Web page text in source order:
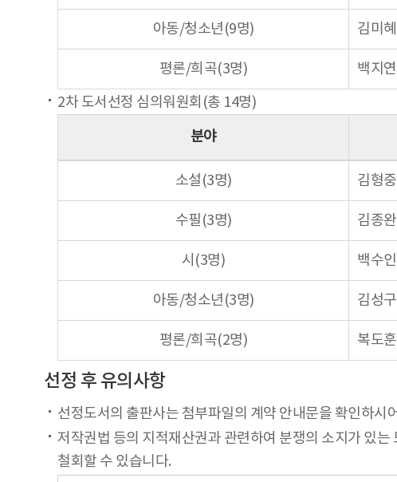
아동/청소년(9명) 김미
평론/희곡(3명)
백지
2차 도서선정 심의워원회(총 14명)
분야
소설(3명) 김형
수필(3명) 김종
시(3명) 백수
아동/청소년(3명) 김성
평론/희곡(2명) 복도
선정 후 유의사항
선정도서의 출판사는 첨부파일의 계약 안내문을 확인하시
저작권법 등의 지적재산권과 관련하여 분쟁의 소지가 있
철회할 수 있습니다.